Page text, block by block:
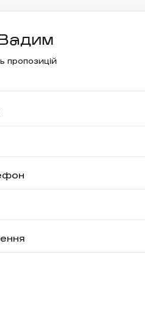
пропозицій